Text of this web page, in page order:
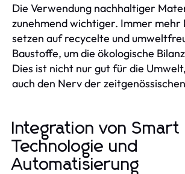
Die Verwendung nachhaltiger
zunehmend wichtiger. Immer mehr
setzen auf recycelte und
Baustoffe, um die ökologische
Dies ist nicht nur gut für die
auch den Nerv der
Integration von Smart
Technologie und
Automatisierung